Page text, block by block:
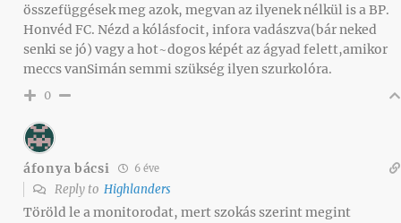
összefüggések meg azok, megvan az ilyenek nélkül is a BP.
Honvéd FC. Nézd a kólásfocit, infora vadászva(bár neked
senki se jó) vagy a hot~dogos képét az ágyad felett,amikor
meccs vanSimán semmi szükség ilyen szurkolóra.
0
áfonya bácsi 6 éve
Reply to Highlanders
Töröld le a monitorodat, mert szokás szerint megint